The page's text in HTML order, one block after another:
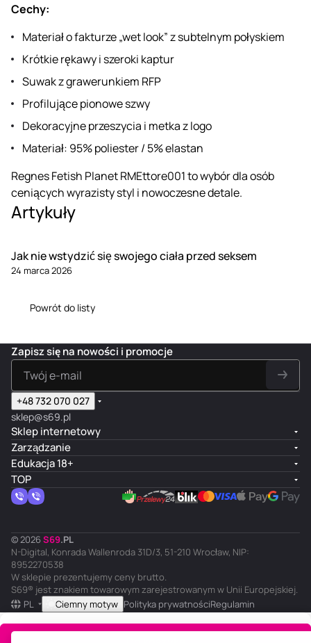
Cechy:
Materiał o fakturze „wet look” z subtelnym połyskiem
Krótkie rękawy i szeroki kaptur
Suwak z grawerunkiem RFP
Profilujące pionowe szwy
Dekoracyjne przeszycia i metka z logo
Materiał: 95% poliester / 5% elastan
Regnes Fetish Planet RMEttore001 to wybór dla osób
ceniących wyrazisty styl i nowoczesne detale.
Artykuły
Jak nie wstydzić się swojego ciała przed seksem
24 marca 2026
Powrót do listy
Zapisz się na nowości i promocje
+48 732 070 027
sklep@s69.pl
Sklep internetowy
Zarządzanie
Edukacja 18+
TOP
© 2026 S69.PL
N-Digital, Konrada Wallenroda 31D/3, 51-210 Wrocław, NIP:
8952270538
W sklepie prezentujemy ceny brutto.
S69® jest znakiem towarowym zarejestrowanym w Unii Europejskiej.
PL
Ciemny motyw Polityka prywatnościRegulamin